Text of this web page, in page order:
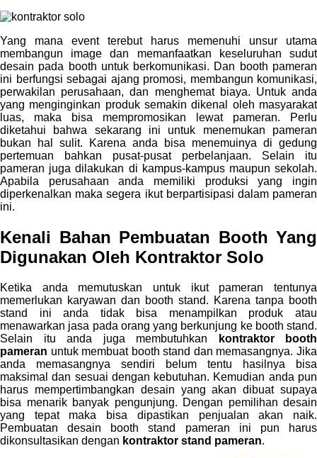
Yang mana event terebut harus memenuhi unsur utama
membangun image dan memanfaatkan keseluruhan sudut
desain pada booth untuk berkomunikasi. Dan booth pameran
ini berfungsi sebagai ajang promosi, membangun komunikasi,
perwakilan perusahaan, dan menghemat biaya. Untuk anda
yang menginginkan produk semakin dikenal oleh masyarakat
luas, maka bisa mempromosikan lewat pameran. Perlu
diketahui bahwa sekarang ini untuk menemukan pameran
bukan hal sulit. Karena anda bisa menemuinya di gedung
pertemuan bahkan pusat-pusat perbelanjaan. Selain itu
pameran juga dilakukan di kampus-kampus maupun sekolah.
Apabila perusahaan anda memiliki produksi yang ingin
diperkenalkan maka segera ikut berpartisipasi dalam pameran
ini.
Kenali Bahan Pembuatan Booth Yang
Digunakan Oleh Kontraktor Solo
Ketika anda memutuskan untuk ikut pameran tentunya
memerlukan karyawan dan booth stand. Karena tanpa booth
stand ini anda tidak bisa menampilkan produk atau
menawarkan jasa pada orang yang berkunjung ke booth stand.
Selain itu anda juga membutuhkan
kontraktor booth
pameran untuk membuat booth stand dan memasangnya. Jika
anda memasangnya sendiri belum tentu hasilnya bisa
maksimal dan sesuai dengan kebutuhan. Kemudian anda pun
harus mempertimbangkan desain yang akan dibuat supaya
bisa menarik banyak pengunjung. Dengan pemilihan desain
yang tepat maka bisa dipastikan penjualan akan naik.
Pembuatan desain booth stand pameran ini pun harus
dikonsultasikan dengan kontraktor stand pameran.